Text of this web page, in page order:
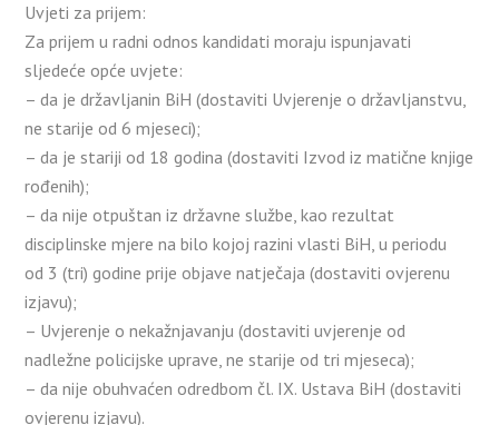
Uvjeti za prijem:
Za prijem u radni odnos kandidati moraju ispunjavati
sljedeće opće uvjete:
– da je državljanin BiH (dostaviti Uvjerenje o državljanstvu,
ne starije od 6 mjeseci);
– da je stariji od 18 godina (dostaviti Izvod iz matične knjige
rođenih);
– da nije otpuštan iz državne službe, kao rezultat
disciplinske mjere na bilo kojoj razini vlasti BiH, u periodu
od 3 (tri) godine prije objave natječaja (dostaviti ovjerenu
izjavu);
– Uvjerenje o nekažnjavanju (dostaviti uvjerenje od
nadležne policijske uprave, ne starije od tri mjeseca);
– da nije obuhvaćen odredbom čl. IX. Ustava BiH (dostaviti
ovjerenu izjavu).